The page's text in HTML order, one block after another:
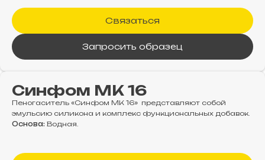
Запросить образец
Связаться
Синфом МК 16
Пеногаситель «Синфом МK 16» представляют собой
эмульсию силикона и комплекс функциональных добавок.
Основа: Водная.